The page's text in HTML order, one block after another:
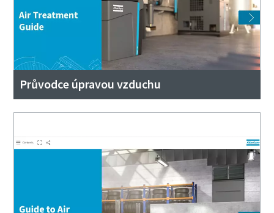
Průvodce úpravou vzduchu